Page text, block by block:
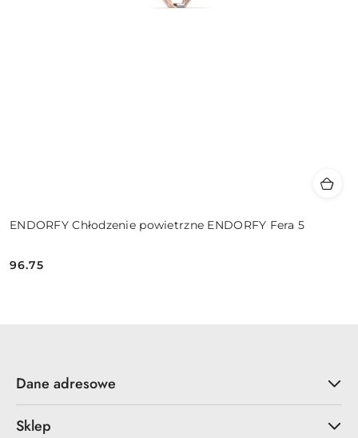
ENDORFY Chłodzenie powietrzne ENDORFY Fera 5
Cena:
96.75
Dane adresowe
Sklep